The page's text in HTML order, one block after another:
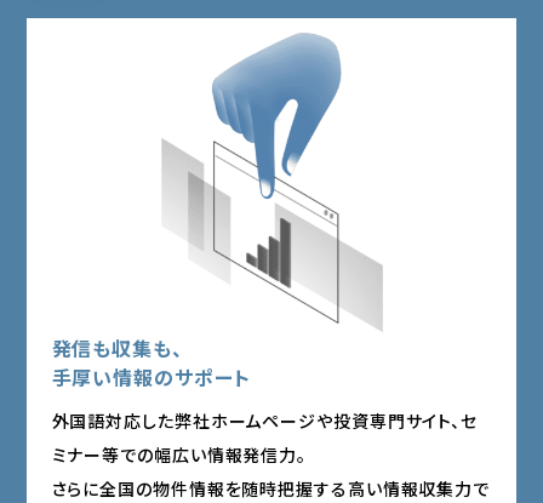
発信も収集も、
手厚い情報のサポート
外国語対応した弊社ホームページや投資専門サイト、セ
ミナー等での幅広い情報発信力。
さらに全国の物件情報を随時把握する高い情報収集力で